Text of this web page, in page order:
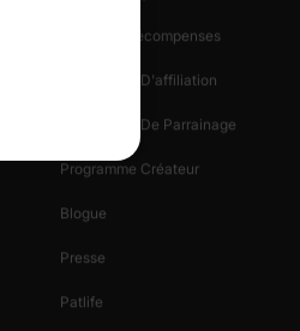
Fidélité & Récompenses
Programme D'affiliation
Programme De Parrainage
Programme Créateur
Blogue
Presse
Patlife